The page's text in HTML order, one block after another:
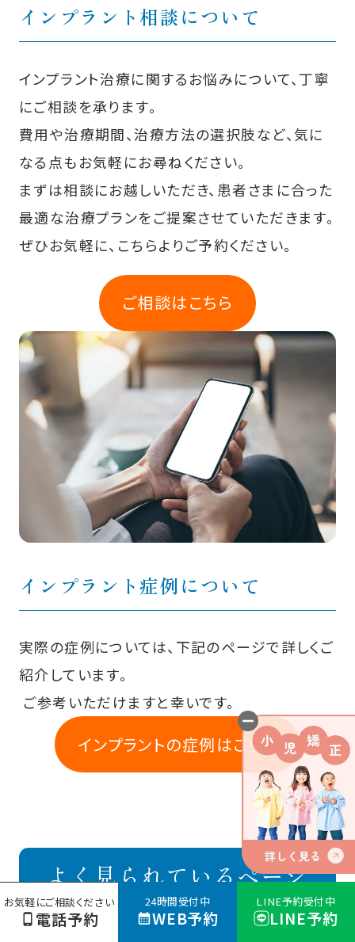
インプラント相談について
インプラント治療に関するお悩みについて、丁寧
にご相談を承ります。
費用や治療期間、治療方法の選択肢など、気に
なる点もお気軽にお尋ねください。
まずは相談にお越しいただき、患者さまに合った
最適な治療プランをご提案させていただきます。
ぜひお気軽に、こちらよりご予約ください。
ご相談はこちら
インプラント症例について
実際の症例については、下記のページで詳しくご
紹介しています。
ご参考いただけますと幸いです。
インプラントの症例はこちら
よく見られているページ
お気軽にご相談ください
電話予約
24時間受付中
WEB予約
LINE予約受付中
LINE予約